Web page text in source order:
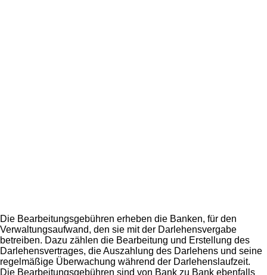
Die Bearbeitungsgebühren erheben die Banken, für den
Verwaltungsaufwand, den sie mit der Darlehensvergabe
betreiben. Dazu zählen die Bearbeitung und Erstellung des
Darlehensvertrages, die Auszahlung des Darlehens und seine
regelmäßige Überwachung während der Darlehenslaufzeit.
Die Bearbeitungsgebühren sind von Bank zu Bank ebenfalls